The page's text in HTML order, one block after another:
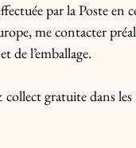
par la Poste
me contacter
de l’emballage.
gratuite dans